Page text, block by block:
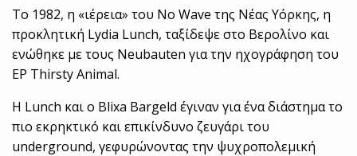
Το 1982, η «ιέρεια» του No Wave της Νέας Υόρκης, η
προκλητική Lydia Lunch, ταξίδεψε στο Βερολίνο και
ενώθηκε με τους Neubauten για την ηχογράφηση του
EP Thirsty Animal.
Η Lunch και ο Blixa Bargeld έγιναν για ένα διάστημα το
πιο εκρηκτικό και επικίνδυνο ζευγάρι του
underground, γεφυρώνοντας την ψυχροπολεμική